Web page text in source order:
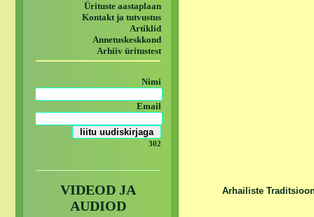
Arhailiste
Ürituste aastaplaan
Kontakt ja tutvustus
Artiklid
Annetuskeskkond
Arhiiv üritustest
Nimi
Email
302
VIDEOD JA
AUDIOD